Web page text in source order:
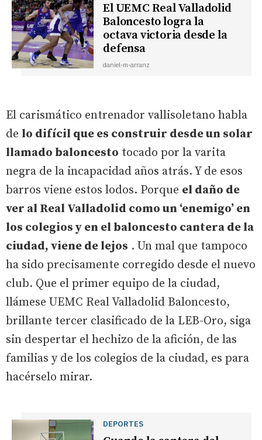
El UEMC Real Valladolid
Baloncesto logra la
octava victoria desde la
defensa
daniel-m-arranz
El carismático entrenador vallisoletano habla
de lo difícil que es construir desde un solar
llamado baloncesto tocado por la varita
negra de la incapacidad años atrás. Y de esos
barros viene estos lodos. Porque el daño de
ver al Real Valladolid como un ‘enemigo’ en
los colegios y en el baloncesto cantera de la
ciudad, viene de lejos . Un mal que tampoco
ha sido precisamente corregido desde el nuevo
club. Que el primer equipo de la ciudad,
llámese UEMC Real Valladolid Baloncesto,
brillante tercer clasificado de la LEB-Oro, siga
sin despertar el hechizo de la afición, de las
familias y de los colegios de la ciudad, es para
hacérselo mirar.
DEPORTES